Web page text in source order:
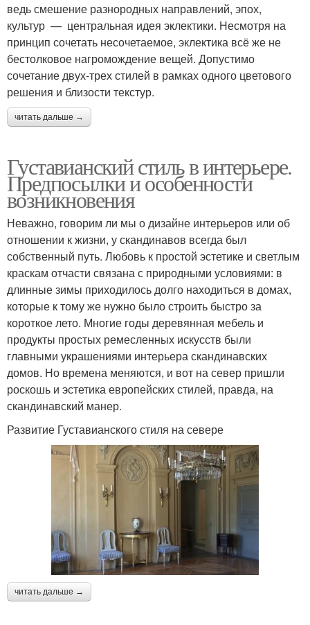
ведь смешение разнородных направлений, эпох,
культур — центральная идея эклектики. Несмотря на
принцип сочетать несочетаемое, эклектика всё же не
бестолковое нагромождение вещей. Допустимо
сочетание двух-трех стилей в рамках одного цветового
решения и близости текстур.
читать дальше →
Густавианский стиль в интерьере.
Предпосылки и особенности
возникновения
Неважно, говорим ли мы о дизайне интерьеров или об
отношении к жизни, у скандинавов всегда был
собственный путь. Любовь к простой эстетике и светлым
краскам отчасти связана с природными условиями: в
длинные зимы приходилось долго находиться в домах,
которые к тому же нужно было строить быстро за
короткое лето. Многие годы деревянная мебель и
продукты простых ремесленных искусств были
главными украшениями интерьера скандинавских
домов. Но времена меняются, и вот на север пришли
роскошь и эстетика европейских стилей, правда, на
скандинавский манер.
Развитие Густавианского стиля на севере
читать дальше →